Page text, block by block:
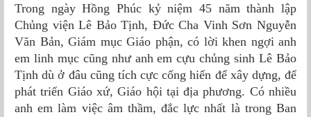
Trong ngày Hồng Phúc kỷ niệm 45 năm thành lập
Chủng viện Lê Bảo Tịnh, Đức Cha Vinh Sơn Nguyễn
Văn Bản, Giám mục Giáo phận, có lời khen ngợi anh
em linh mục cũng như anh em cựu chủng sinh Lê Bảo
Tịnh dù ở đâu cũng tích cực cống hiến để xây dựng, để
phát triển Giáo xứ, Giáo hội tại địa phương. Có nhiều
anh em làm việc âm thầm, đắc lực nhất là trong Ban